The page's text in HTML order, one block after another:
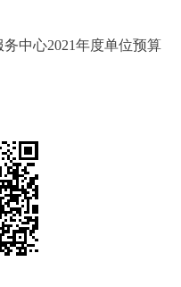
中心2021年度单位预算